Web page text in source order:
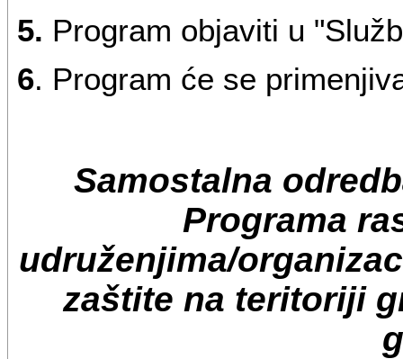
5. Program objaviti u
6. Program će se
Samostalna
Programa
udruženjima/
zaštite na teritoriji